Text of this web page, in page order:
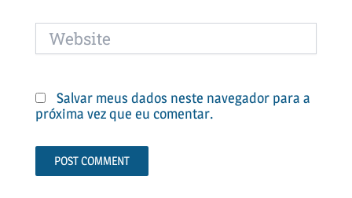
Website
Salvar meus dados neste navegador para a
próxima vez que eu comentar.